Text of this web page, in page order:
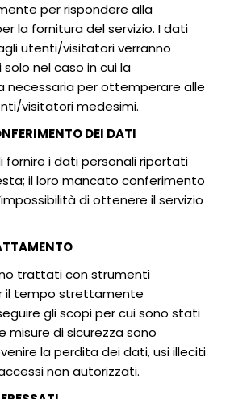
per rispondere alla
la fornitura del servizio. I dati
utenti/visitatori verranno
nel caso in cui la
necessaria per ottemperare alle
visitatori medesimi.
DEI DATI
fornire i dati personali riportati
il loro mancato conferimento
di ottenere il servizio
trattati con strumenti
il tempo strettamente
gli scopi per cui sono stati
misure di sicurezza sono
la perdita dei dati, usi illeciti
non autorizzati.